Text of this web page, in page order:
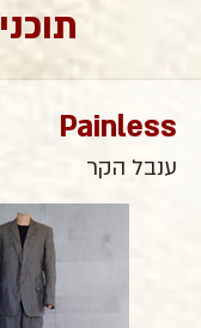
Painless
ענבל הקר